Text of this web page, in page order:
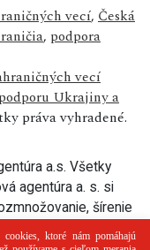
vecí, Česká
, podpora
vecí
Ukrajiny a
práva vyhradené.
a.s. Všetky
agentúra a. s. si
šírenie